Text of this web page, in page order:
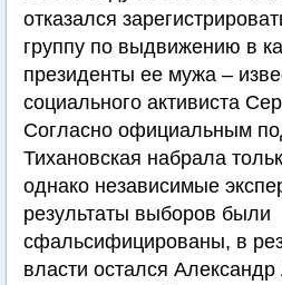
отказался
группу по выдвижению в
президенты ее мужа –
социального активиста
Согласно официальным
Тихановская набрала
однако независимые
результаты выборов были
сфальсифицированы, в
власти остался